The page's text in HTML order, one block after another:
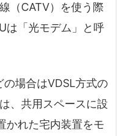
（CATV）を使う際
は「光モデム」と呼
場合はVDSL方式の
、共用スペースに設
かれた宅内装置をモ